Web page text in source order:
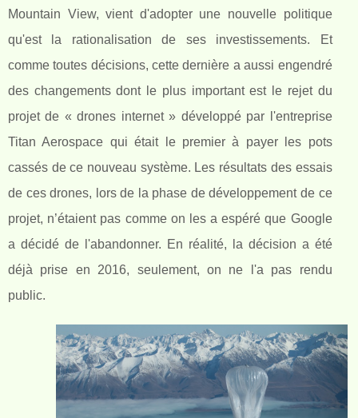
Mountain View, vient d'adopter une nouvelle politique
qu'est la rationalisation de ses investissements. Et
comme toutes décisions, cette dernière a aussi engendré
des changements dont le plus important est le rejet du
projet de « drones internet » développé par l'entreprise
Titan Aerospace qui était le premier à payer les pots
cassés de ce nouveau système. Les résultats des essais
de ces drones, lors de la phase de développement de ce
projet, n’étaient pas comme on les a espéré que Google
a décidé de l'abandonner. En réalité, la décision a été
déjà prise en 2016, seulement, on ne l'a pas rendu
public.